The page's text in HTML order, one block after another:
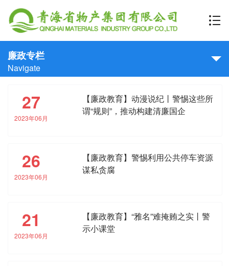
廉政专栏
Navigate
27
2023年06月
【廉政教育】动漫说纪丨警惕这些所
谓“规则”，推动构建清廉国企
26
2023年06月
【廉政教育】警惕利用公共停车资源
谋私贪腐
21
2023年06月
【廉政教育】“雅名”难掩贿之实丨警
示小课堂